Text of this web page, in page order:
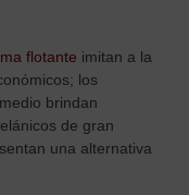
flotante imitan a la
los
brindan
de gran
una alternativa